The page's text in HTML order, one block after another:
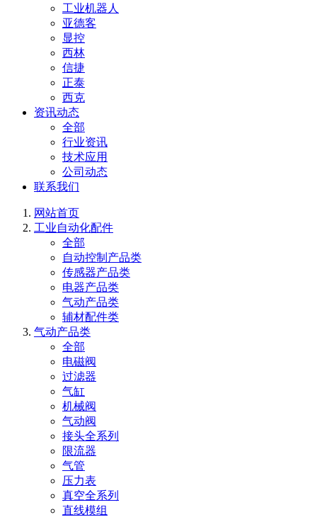
工业机器人
亚德客
显控
西林
信捷
正泰
西克
资讯动态
全部
行业资讯
技术应用
公司动态
联系我们
网站首页
工业自动化配件
全部
自动控制产品类
传感器产品类
电器产品类
气动产品类
辅材配件类
气动产品类
全部
电磁阀
过滤器
气缸
机械阀
气动阀
接头全系列
限流器
气管
压力表
真空全系列
直线模组